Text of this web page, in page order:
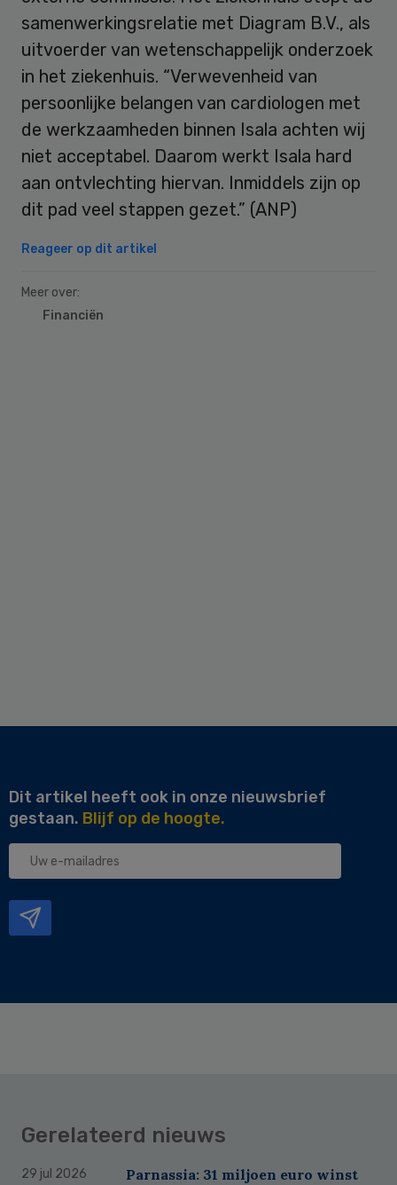
samenwerkingsrelatie met Diagram B.V., als
uitvoerder van wetenschappelijk onderzoek
in het ziekenhuis. “Verwevenheid van
persoonlijke belangen van cardiologen met
de werkzaamheden binnen Isala achten wij
niet acceptabel. Daarom werkt Isala hard
aan ontvlechting hiervan. Inmiddels zijn op
dit pad veel stappen gezet.” (ANP)
Reageer op dit artikel
Meer over:
Financiën
Dit artikel heeft ook in onze nieuwsbrief
gestaan. Blijf op de hoogte.
Uw
Gerelateerd nieuws
29 jul 2026
Parnassia: 31 miljoen euro winst